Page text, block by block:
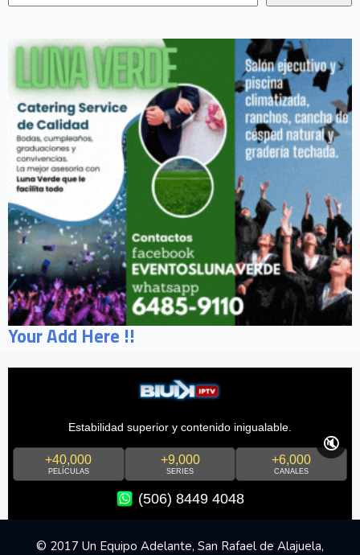
Your Add Here !!
Estabilidad superior y contenido inigualable.
+40,000
PELÍCULAS
+9,000
SERIES
+6,000
CANALES
(506) 8449 4048
🔇
© 2017 Un Equipo Adelante, San Rafael de Alajuela,